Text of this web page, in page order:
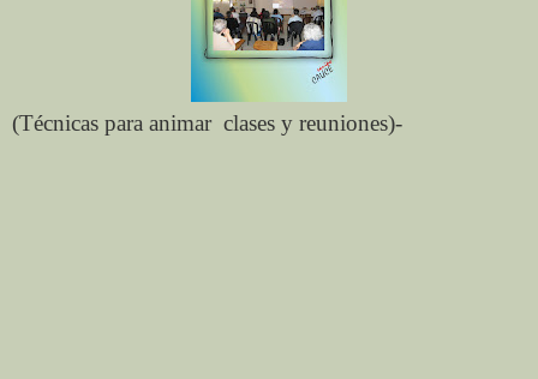
(Técnicas para animar clases y reuniones)-